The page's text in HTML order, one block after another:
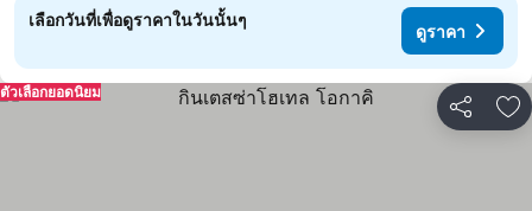
เลือกวันที่เพื่อดูราคาในวันนั้นๆ
ดูราคา
แชร์ เ
ตัวเลือกยอดนิยม